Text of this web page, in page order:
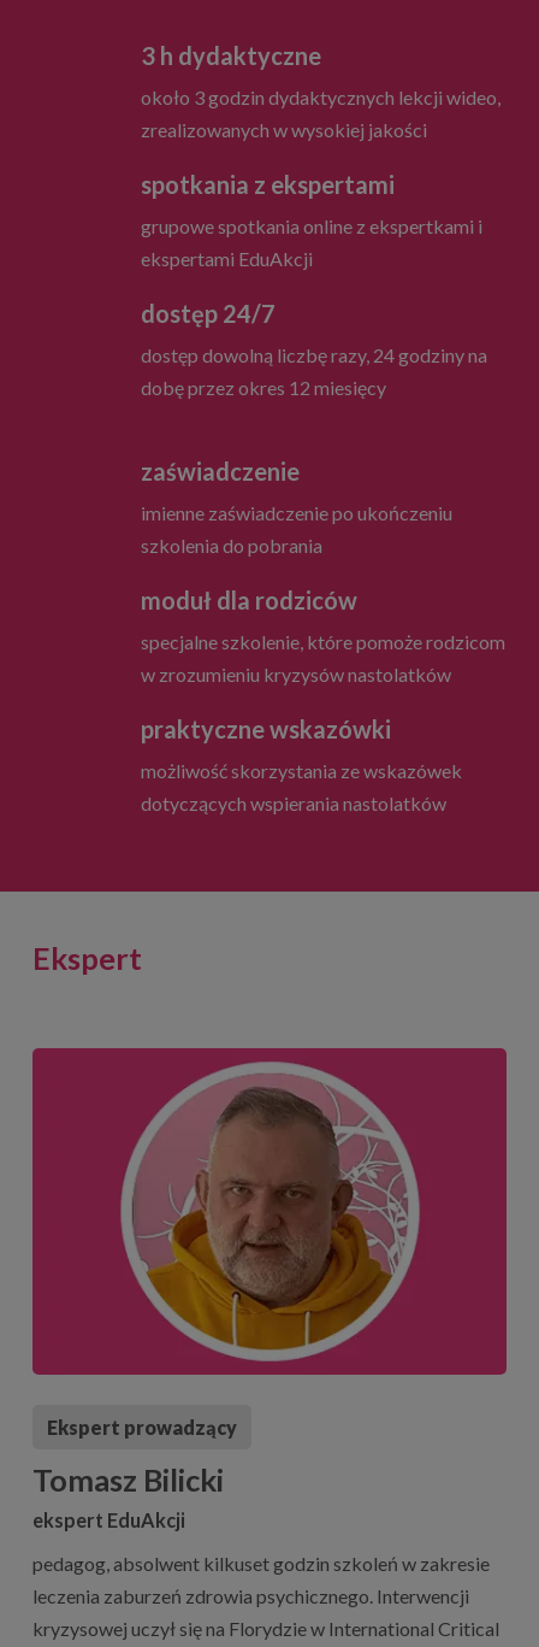
3 h dydaktyczne
około 3 godzin dydaktycznych lekcji wideo,
zrealizowanych w wysokiej jakości
spotkania z ekspertami
grupowe spotkania online z ekspertkami i
ekspertami EduAkcji
dostęp 24/7
dostęp dowolną liczbę razy, 24 godziny na
dobę przez okres 12 miesięcy
zaświadczenie
imienne zaświadczenie po ukończeniu
szkolenia do pobrania
moduł dla rodziców
specjalne szkolenie, które pomoże rodzicom
w zrozumieniu kryzysów nastolatków
praktyczne wskazówki
możliwość skorzystania ze wskazówek
dotyczących wspierania nastolatków
Ekspert
Ekspert prowadzący
Tomasz Bilicki
ekspert EduAkcji
pedagog, absolwent kilkuset godzin szkoleń w zakresie
leczenia zaburzeń zdrowia psychicznego. Interwencji
kryzysowej uczył się na Florydzie w International Critical